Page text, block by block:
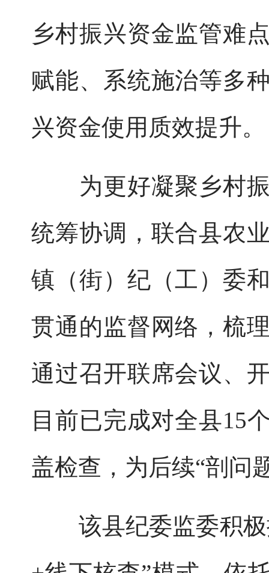
乡村振兴资金监管难
赋能、系统施治等多
兴资金使用质效提升。
为更好凝聚乡村振
统筹协调，联合县农
镇（街）纪（工）委
贯通的监督网络，梳
通过召开联席会议、
目前已完成对全县15
盖检查，为后续“剖问
该县纪委监委积极